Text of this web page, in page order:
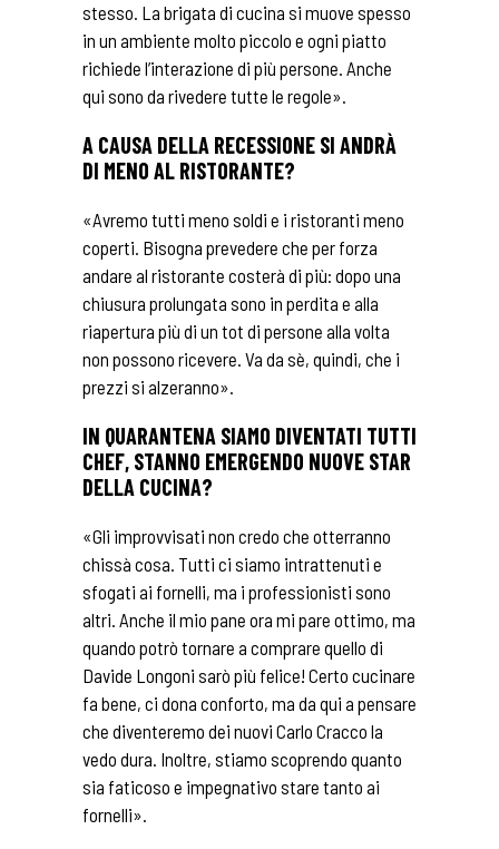
stesso. La brigata di cucina si muove spesso
in un ambiente molto piccolo e ogni piatto
richiede l’interazione di più persone. Anche
qui sono da rivedere tutte le regole».
A CAUSA DELLA RECESSIONE SI ANDRÀ
DI MENO AL RISTORANTE?
«Avremo tutti meno soldi e i ristoranti meno
coperti. Bisogna prevedere che per forza
andare al ristorante costerà di più: dopo una
chiusura prolungata sono in perdita e alla
riapertura più di un tot di persone alla volta
non possono ricevere. Va da sè, quindi, che i
prezzi si alzeranno».
IN QUARANTENA SIAMO DIVENTATI TUTTI
CHEF, STANNO EMERGENDO NUOVE STAR
DELLA CUCINA?
«Gli improvvisati non credo che otterranno
chissà cosa. Tutti ci siamo intrattenuti e
sfogati ai fornelli, ma i professionisti sono
altri. Anche il mio pane ora mi pare ottimo, ma
quando potrò tornare a comprare quello di
Davide Longoni sarò più felice! Certo cucinare
fa bene, ci dona conforto, ma da qui a pensare
che diventeremo dei nuovi Carlo Cracco la
vedo dura. Inoltre, stiamo scoprendo quanto
sia faticoso e impegnativo stare tanto ai
fornelli».